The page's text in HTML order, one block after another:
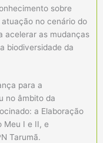
sobre
no cenário do
acelerar as mudanças
biodiversidade da
para a
no âmbito da
a Elaboração
Meu I e II, e
Tarumã.